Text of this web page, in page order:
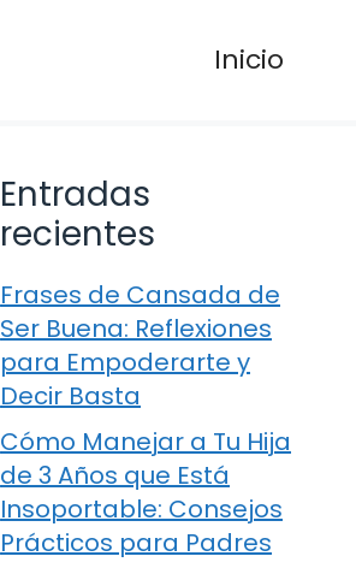
Inicio
Entradas
recientes
Frases de Cansada de
Ser Buena: Reflexiones
para Empoderarte y
Decir Basta
Cómo Manejar a Tu Hija
de 3 Años que Está
Insoportable: Consejos
Prácticos para Padres